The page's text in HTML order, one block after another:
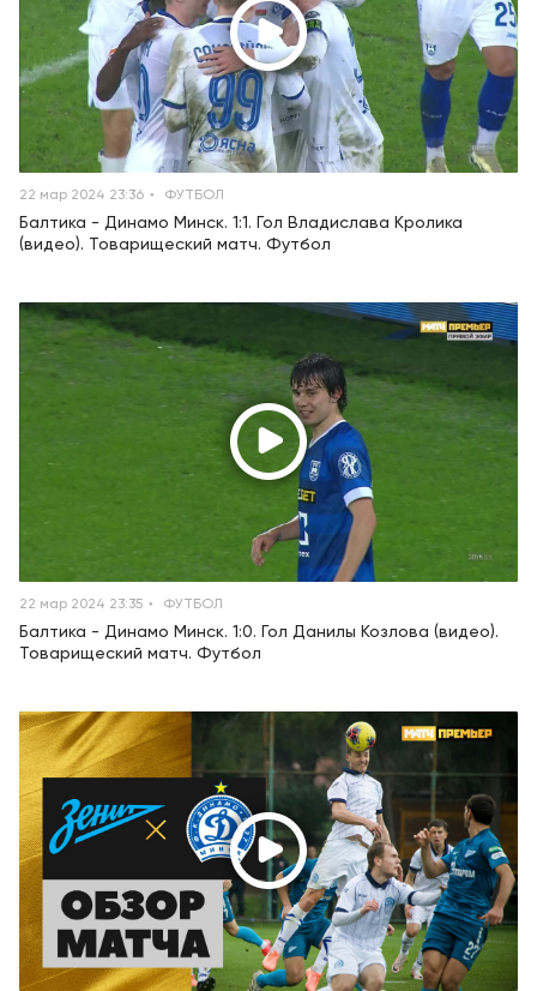
22 мар 2024 23:36 ФУТБОЛ
Балтика - Динамо Минск. 1:1. Гол Владислава Кролика
(видео). Товарищеский матч. Футбол
22 мар 2024 23:35 ФУТБОЛ
Балтика - Динамо Минск. 1:0. Гол Данилы Козлова (видео).
Товарищеский матч. Футбол